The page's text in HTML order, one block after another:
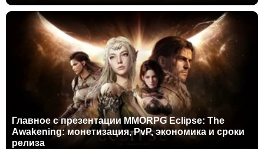
Главное с презентации MMORPG Eclipse: The
Awakening: монетизация, PvP, экономика и сроки
релиза